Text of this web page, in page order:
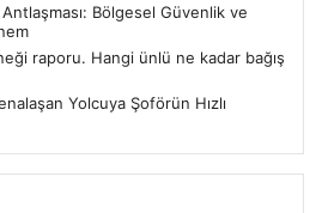
Bölgesel Güvenlik ve
raporu. Hangi ünlü ne kadar bağış
Yolcuya Şoförün Hızlı